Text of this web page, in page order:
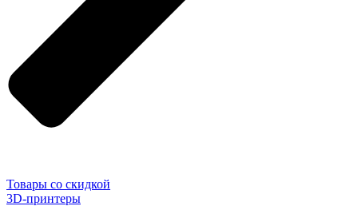
Товары со скидкой
3D-принтеры